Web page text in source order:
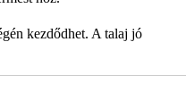
kezdődhet. A talaj jó